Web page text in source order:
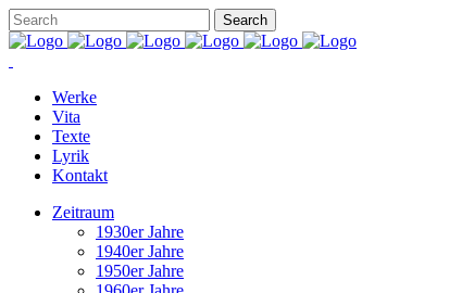
Werke
Vita
Texte
Lyrik
Kontakt
Zeitraum
1930er Jahre
1940er Jahre
1950er Jahre